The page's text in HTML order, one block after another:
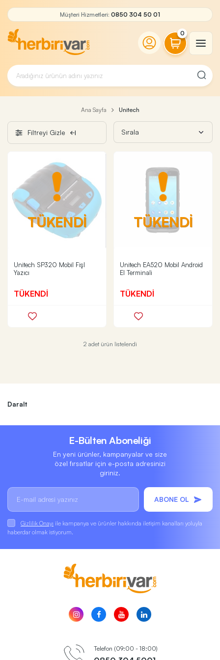
Müşteri Hizmetleri: 0850 304 50 01
0
Ana Sayfa Unitech
Filtreyi Gizle
TÜKENDİ
Unitech SP320 Mobil Fişl
Yazıcı
TÜKENDİ
TÜKENDİ
Unitech EA520 Mobil Android
El Terminali
TÜKENDİ
2 adet ürün listelendi
Daralt
E-Bülten Aboneliği
En yeni ürünler, kampanyalar ve size
özel fırsatlar için e-posta adresinizi
giriniz.
ABONE OL
Gizlilik Onayı ile kampanya ve ürünler hakkında iletişim kanalları yoluyla
haberdar olmak istiyorum.
Telefon (09:00 - 18:00)